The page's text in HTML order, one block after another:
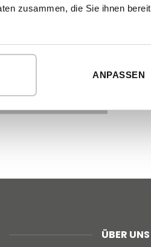
zusammen, die Sie ihnen
ANPASSEN
– MODELL
ÜBER UNS